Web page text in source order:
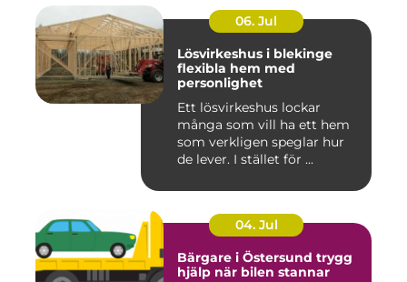
06. Jul
Lösvirkeshus i blekinge
flexibla hem med
personlighet
Ett lösvirkeshus lockar
många som vill ha ett hem
som verkligen speglar hur
de lever. I stället för ...
04. Jul
Bärgare i Östersund trygg
hjälp när bilen stannar